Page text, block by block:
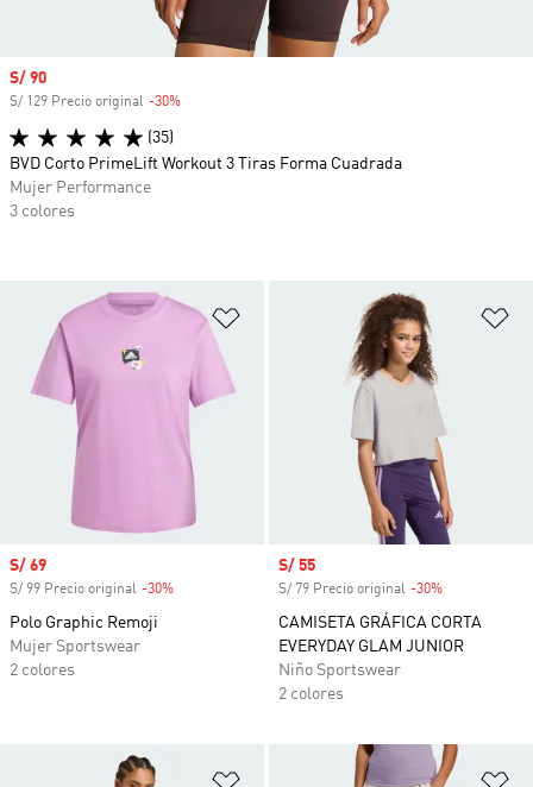
Añadir a la lista de deseos
Precio de venta
S/ 69
S/ 99 Precio original -30%
Polo Graphic Remoji
Mujer Sportswear
2 colores
Precio de venta
S/ 55
S/ 79 Precio original -30%
CAMISETA GRÁFICA CORTA
EVERYDAY GLAM JUNIOR
Niño Sportswear
2 colores
Añadir a la lista de deseos
Precio de venta
S/ 90
S/ 129 Precio original -30%
(35)
BVD Corto PrimeLift Workout 3 Tiras Forma Cuadrada
Mujer Performance
3 colores